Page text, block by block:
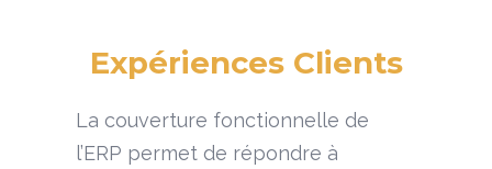
Expériences Clients
La couverture fonctionnelle de
l’ERP permet de répondre à